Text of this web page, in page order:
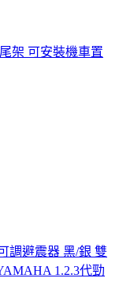
架 可安裝機車置
調避震器 黑/銀 雙
1.2.3代勁